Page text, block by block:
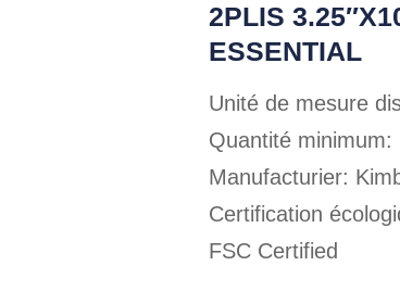
2PLIS
ESSENTIAL
Unité de mesure
Quantité minimum:
Manufacturier:
Certification
FSC Certified